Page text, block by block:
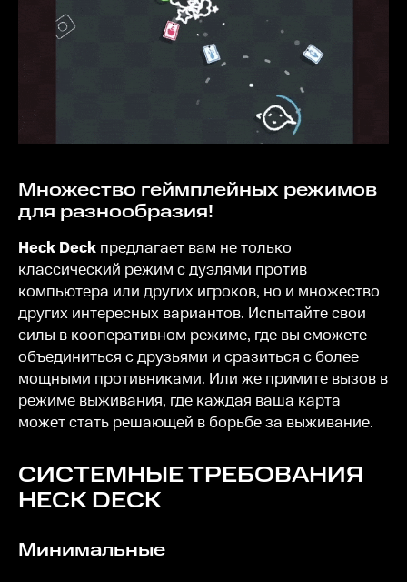
Множество геймплейных режимов
для разнообразия!
Heck Deck предлагает вам не только
классический режим с дуэлями против
компьютера или других игроков, но и множество
других интересных вариантов. Испытайте свои
силы в кооперативном режиме, где вы сможете
объединиться с друзьями и сразиться с более
мощными противниками. Или же примите вызов в
режиме выживания, где каждая ваша карта
может стать решающей в борьбе за выживание.
СИСТЕМНЫЕ ТРЕБОВАНИЯ
HECK DECK
Минимальные